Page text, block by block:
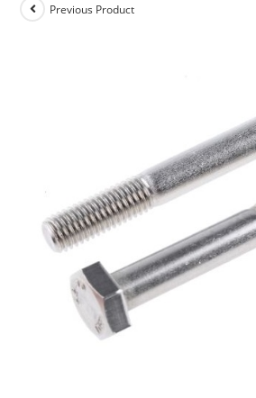
Previous Product